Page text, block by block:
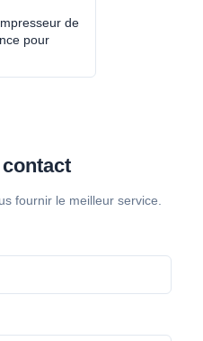
de
pour
fournir le meilleur service.